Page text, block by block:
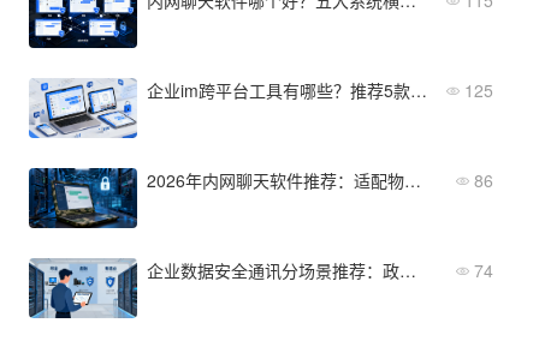
企业im跨平台工具有哪些？推荐5款适合B2B场景的即时通讯开发框架 125
2026年内网聊天软件推荐：适配物理隔离与专网环境的方案 86
企业数据安全通讯分场景推荐：政企/金融/制造各适合哪款？ 74